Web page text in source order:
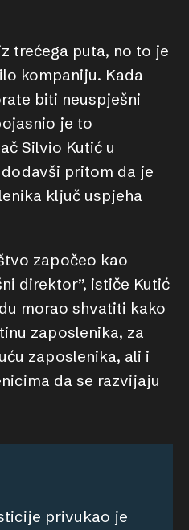
trećega puta, no to je
kompaniju. Kada
biti neuspješni
je to
Silvio Kutić u
pritom da je
ključ uspjeha
započeo kao
direktor”, ističe Kutić
morao shvatiti kako
zaposlenika, za
zaposlenika, ali i
da se razvijaju
privukao je